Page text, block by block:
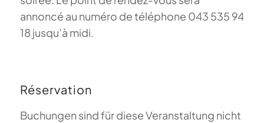
annoncé au numéro de téléphone 043 535 94
18 jusqu’à midi.
Réservation
Buchungen sind für diese Veranstaltung nicht